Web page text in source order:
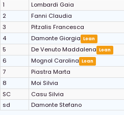
1
Lombardi Gaia
2
Fanni Claudia
3
Pitzalis Francesca
4
Damonte Giorgia Loan
5 De Venuto Maddalena Loan
6 Mognol Carolina Loan
7
Piastra Marta
8
Moi Silvia
SC
Casu Silvia
sd
Damonte Stefano